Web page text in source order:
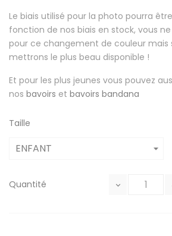
Le biais utilisé pour la photo pourra
fonction de nos biais en stock, vous
pour ce changement de couleur mais
mettrons le plus beau disponible !
Et pour les plus jeunes vous pouvez
nos bavoirs et bavoirs bandana
Taille
Quantité